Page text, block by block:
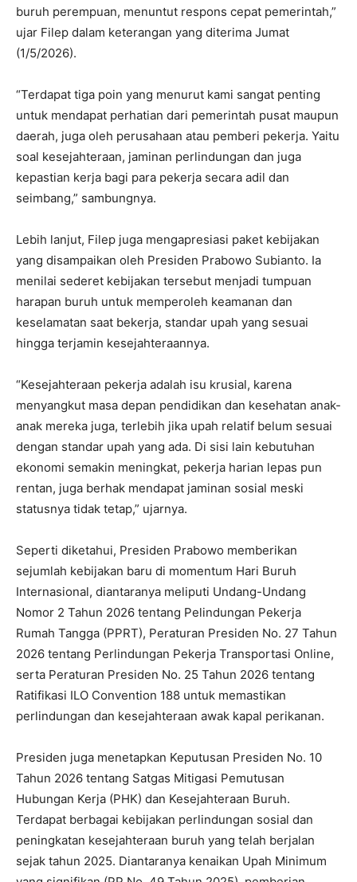
buruh perempuan, menuntut respons cepat pemerintah,”
ujar Filep dalam keterangan yang diterima Jumat
(1/5/2026).
“Terdapat tiga poin yang menurut kami sangat penting
untuk mendapat perhatian dari pemerintah pusat maupun
daerah, juga oleh perusahaan atau pemberi pekerja. Yaitu
soal kesejahteraan, jaminan perlindungan dan juga
kepastian kerja bagi para pekerja secara adil dan
seimbang,” sambungnya.
Lebih lanjut, Filep juga mengapresiasi paket kebijakan
yang disampaikan oleh Presiden Prabowo Subianto. Ia
menilai sederet kebijakan tersebut menjadi tumpuan
harapan buruh untuk memperoleh keamanan dan
keselamatan saat bekerja, standar upah yang sesuai
hingga terjamin kesejahteraannya.
“Kesejahteraan pekerja adalah isu krusial, karena
menyangkut masa depan pendidikan dan kesehatan anak-
anak mereka juga, terlebih jika upah relatif belum sesuai
dengan standar upah yang ada. Di sisi lain kebutuhan
ekonomi semakin meningkat, pekerja harian lepas pun
rentan, juga berhak mendapat jaminan sosial meski
statusnya tidak tetap,” ujarnya.
Seperti diketahui, Presiden Prabowo memberikan
sejumlah kebijakan baru di momentum Hari Buruh
Internasional, diantaranya meliputi Undang-Undang
Nomor 2 Tahun 2026 tentang Pelindungan Pekerja
Rumah Tangga (PPRT), Peraturan Presiden No. 27 Tahun
2026 tentang Perlindungan Pekerja Transportasi Online,
serta Peraturan Presiden No. 25 Tahun 2026 tentang
Ratifikasi ILO Convention 188 untuk memastikan
perlindungan dan kesejahteraan awak kapal perikanan.
Presiden juga menetapkan Keputusan Presiden No. 10
Tahun 2026 tentang Satgas Mitigasi Pemutusan
Hubungan Kerja (PHK) dan Kesejahteraan Buruh.
Terdapat berbagai kebijakan perlindungan sosial dan
peningkatan kesejahteraan buruh yang telah berjalan
sejak tahun 2025. Diantaranya kenaikan Upah Minimum